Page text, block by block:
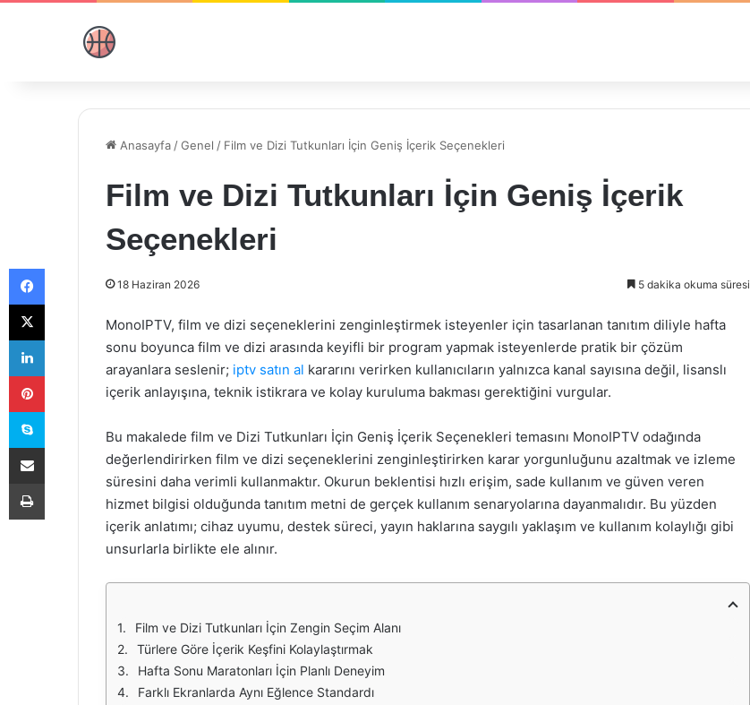
Anasayfa /Genel / Film ve Dizi Tutkunları İçin Geniş İçerik Seçenekleri
Film ve Dizi Tutkunları İçin Geniş İçerik
Seçenekleri
18 Haziran 2026 5 dakika okuma süresi
MonoIPTV, film ve dizi seçeneklerini zenginleştirmek isteyenler için tasarlanan tanıtım diliyle hafta
sonu boyunca film ve dizi arasında keyifli bir program yapmak isteyenlerde pratik bir çözüm
arayanlara seslenir; iptv satın al kararını verirken kullanıcıların yalnızca kanal sayısına değil, lisanslı
içerik anlayışına, teknik istikrara ve kolay kuruluma bakması gerektiğini vurgular.
Bu makalede film ve Dizi Tutkunları İçin Geniş İçerik Seçenekleri temasını MonoIPTV odağında
değerlendirirken film ve dizi seçeneklerini zenginleştirirken karar yorgunluğunu azaltmak ve izleme
süresini daha verimli kullanmaktır. Okurun beklentisi hızlı erişim, sade kullanım ve güven veren
hizmet bilgisi olduğunda tanıtım metni de gerçek kullanım senaryolarına dayanmalıdır. Bu yüzden
içerik anlatımı; cihaz uyumu, destek süreci, yayın haklarına saygılı yaklaşım ve kullanım kolaylığı gibi
unsurlarla birlikte ele alınır.
Film ve Dizi Tutkunları İçin Zengin Seçim Alanı
Türlere Göre İçerik Keşfini Kolaylaştırmak
Hafta Sonu Maratonları İçin Planlı Deneyim
Farklı Ekranlarda Aynı Eğlence Standardı
Facebook
X
LinkedIn
Pinterest
Skype
E-Posta ile paylaş